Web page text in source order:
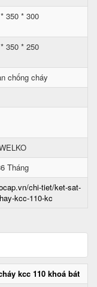
350 * 300
350 * 250
chống cháy
Tháng
chi-tiet/ket-sat-
kcc-110-kc
kcc 110 khoá bát